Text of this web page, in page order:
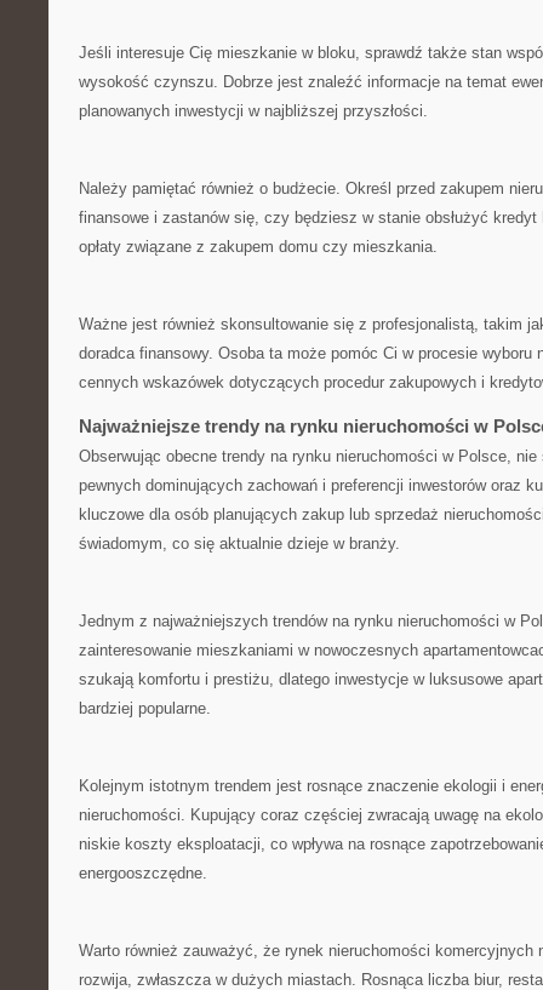
Jeśli interesuje Cię mieszkanie w bloku, sprawdź także stan
wysokość czynszu. ‌Dobrze jest znaleźć informacje na⁤ temat⁣
planowanych inwestycji w najbliższej przyszłości.
Należy pamiętać również ⁢o budżecie. Określ ⁣przed zakupem
finansowe i zastanów się, czy będziesz w ⁢stanie obsłużyć
opłaty ⁣związane z zakupem domu czy mieszkania.
Ważne jest również skonsultowanie się z profesjonalistą, ⁢takim⁣
⁣doradca finansowy. Osoba ta może ‌pomóc‌ Ci w ⁣procesie wyboru
cennych wskazówek dotyczących procedur zakupowych i
Najważniejsze trendy na rynku ‍nieruchomości w
Obserwując obecne trendy​ na ⁣rynku nieruchomości w Polsce,
‌pewnych dominujących zachowań i⁣ preferencji inwestorów ‌oraz
kluczowe dla osób ⁣planujących zakup‍ lub sprzedaż
świadomym, co się ⁢aktualnie dzieje w branży.
Jednym z najważniejszych trendów na rynku ⁤nieruchomości w
zainteresowanie ​mieszkaniami ⁢w nowoczesnych⁤
szukają⁣ komfortu i prestiżu, ​dlatego ​inwestycje w​ luksusowe
bardziej popularne.
Kolejnym istotnym trendem jest rosnące znaczenie ekologii i
nieruchomości. ⁢Kupujący​ coraz częściej zwracają uwagę⁤ na⁤
‌niskie koszty eksploatacji, co wpływa na rosnące
energooszczędne.
Warto również zauważyć,⁢ że rynek ‍nieruchomości komercyjnych
rozwija, zwłaszcza ‌w dużych miastach. Rosnąca liczba⁣ biur,